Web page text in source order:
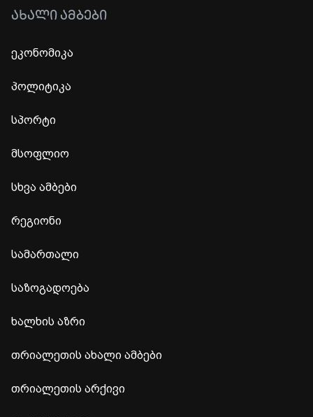
ᲐᲮᲐᲚᲘ ᲐᲛᲑᲔᲑᲘ
ეკონომიკა
პოლიტიკა
სპორტი
მსოფლიო
სხვა ამბები
რეგიონი
სამართალი
საზოგადოება
ხალხის აზრი
თრიალეთის ახალი ამბები
თრიალეთის არქივი